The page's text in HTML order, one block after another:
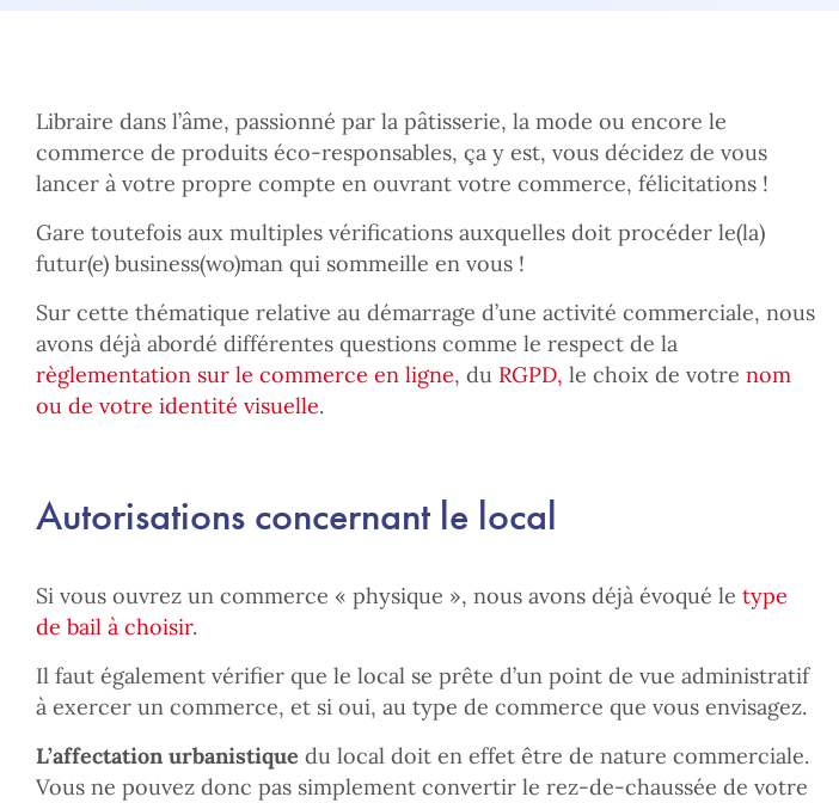
Libraire dans l’âme, passionné par la pâtisserie, la mode ou encore le
commerce de produits éco-responsables, ça y est, vous décidez de vous
lancer à votre propre compte en ouvrant votre commerce, félicitations !
Gare toutefois aux multiples vérifications auxquelles doit procéder le(la)
futur(e) business(wo)man qui sommeille en vous !
Sur cette thématique relative au démarrage d’une activité commerciale, nous
avons déjà abordé différentes questions comme le respect de la
règlementation sur le commerce en ligne, du RGPD, le choix de votre nom
ou de votre identité visuelle.
Autorisations concernant le local
Si vous ouvrez un commerce « physique », nous avons déjà évoqué le type
de bail à choisir.
Il faut également vérifier que le local se prête d’un point de vue administratif
à exercer un commerce, et si oui, au type de commerce que vous envisagez.
L’affectation urbanistique du local doit en effet être de nature commerciale.
Vous ne pouvez donc pas simplement convertir le rez-de-chaussée de votre